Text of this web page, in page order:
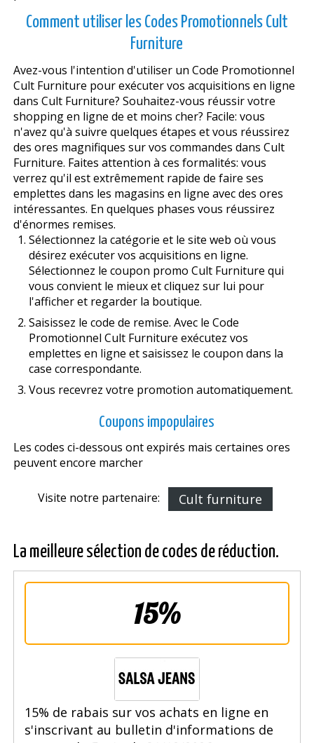
Comment utiliser les Codes Promotionnels Cult
Furniture
Avez-vous l'intention d'utiliser un Code Promotionnel
Cult Furniture pour exécuter vos acquisitions en ligne
dans Cult Furniture? Souhaitez-vous réussir votre
shopping en ligne de et moins cher? Facile: vous
n'avez qu'à suivre quelques étapes et vous réussirez
des offres magnifiques sur vos commandes dans Cult
Furniture. Faites attention à ces formalités: vous
verrez qu'il est extrêmement rapide de faire ses
emplettes dans les magasins en ligne avec des offres
intéressantes. En quelques phases vous réussirez
d'énormes remises.
Sélectionnez la catégorie et le site web où vous
désirez exécuter vos acquisitions en ligne.
Sélectionnez le coupon promo Cult Furniture qui
vous convient le mieux et cliquez sur lui pour
l'afficher et regarder la boutique.
Saisissez le code de remise. Avec le Code
Promotionnel Cult Furniture exécutez vos
emplettes en ligne et saisissez le coupon dans la
case correspondante.
Vous recevrez votre promotion automatiquement.
Coupons impopulaires
Les codes ci-dessous ont expirés mais certaines offres
peuvent encore marcher
Visite notre partenaire: Cult furniture
La meilleure sélection de codes de réduction.
15%
15% de rabais sur vos achats en ligne en
s'inscrivant au bulletin d'informations de